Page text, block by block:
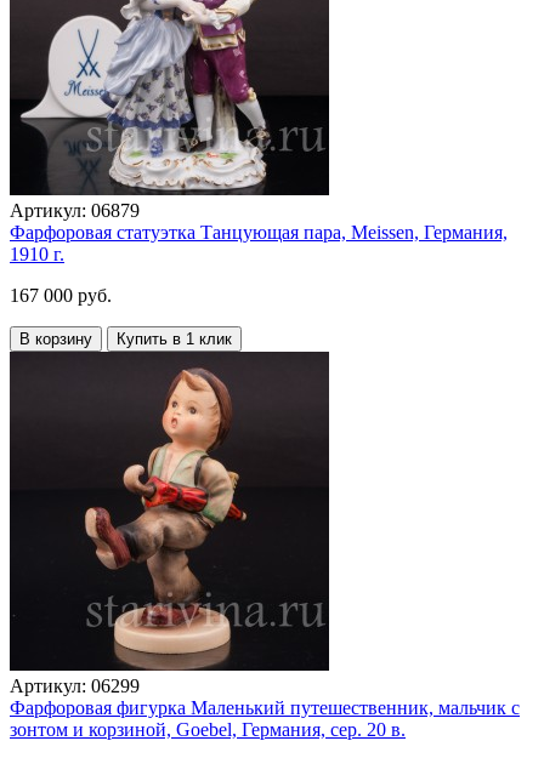
Артикул: 06879
Фарфоровая статуэтка Танцующая пара, Meissen, Германия,
1910 г.
167 000 руб.
В корзину Купить в 1 клик
Артикул: 06299
Фарфоровая фигурка Маленький путешественник, мальчик с
зонтом и корзиной, Goebel, Германия, сер. 20 в.